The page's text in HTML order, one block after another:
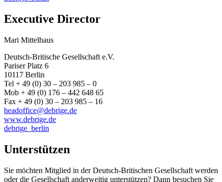
Executive Director
Mari Mittelhaus
Deutsch-Britische Gesellschaft e.V.
Pariser Platz 6
10117 Berlin
Tel + 49 (0) 30 – 203 985 – 0
Mob + 49 (0) 176 – 442 648 65
Fax + 49 (0) 30 – 203 985 – 16
headoffice@debrige.de
www.debrige.de
debrige_berlin
Unterstützen
Sie möchten Mitglied in der Deutsch-Britischen Gesellschaft werden
oder die Gesellschaft anderweitig unterstützen? Dann besuchen Sie